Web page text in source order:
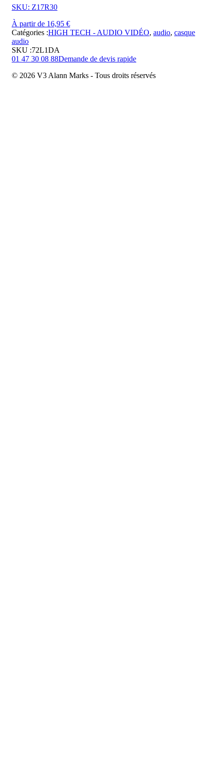
SKU: Z17R30
À partir de 16,95 €
Catégories :HIGH TECH - AUDIO VIDÉO, audio, casque
audio
SKU :72L1DA
01 47 30 08 88Demande de devis rapide
© 2026 V3 Alann Marks - Tous droits réservés